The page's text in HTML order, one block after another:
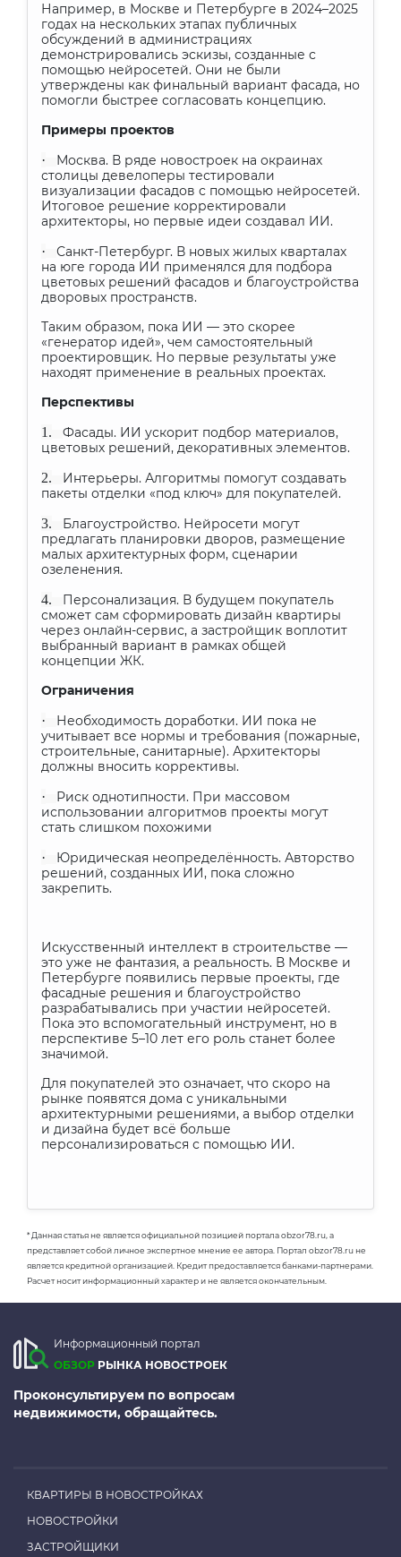
Например, в Москве и Петербурге в 2024–2025
годах на нескольких этапах публичных
обсуждений в администрациях
демонстрировались эскизы, созданные с
помощью нейросетей. Они не были
утверждены как финальный вариант фасада, но
помогли быстрее согласовать концепцию.
Примеры проектов
·
Москва. В ряде новостроек на окраинах
столицы девелоперы тестировали
визуализации фасадов с помощью нейросетей.
Итоговое решение корректировали
архитекторы, но первые идеи создавал ИИ.
·
Санкт-Петербург. В новых жилых кварталах
на юге города ИИ применялся для подбора
цветовых решений фасадов и благоустройства
дворовых пространств.
Таким образом, пока ИИ — это скорее
«генератор идей», чем самостоятельный
проектировщик. Но первые результаты уже
находят применение в реальных проектах.
Перспективы
1.
Фасады. ИИ ускорит подбор материалов,
цветовых решений, декоративных элементов.
2.
Интерьеры. Алгоритмы помогут создавать
пакеты отделки «под ключ» для покупателей.
3.
Благоустройство. Нейросети могут
предлагать планировки дворов, размещение
малых архитектурных форм, сценарии
озеленения.
4.
Персонализация. В будущем покупатель
сможет сам сформировать дизайн квартиры
через онлайн-сервис, а застройщик воплотит
выбранный вариант в рамках общей
концепции ЖК.
Ограничения
·
Необходимость доработки. ИИ пока не
учитывает все нормы и требования (пожарные,
строительные, санитарные). Архитекторы
должны вносить коррективы.
·
Риск однотипности. При массовом
использовании алгоритмов проекты могут
стать слишком похожими
·
Юридическая неопределённость. Авторство
решений, созданных ИИ, пока сложно
закрепить.
Искусственный интеллект в строительстве —
это уже не фантазия, а реальность. В Москве и
Петербурге появились первые проекты, где
фасадные решения и благоустройство
разрабатывались при участии нейросетей.
Пока это вспомогательный инструмент, но в
перспективе 5–10 лет его роль станет более
значимой.
Для покупателей это означает, что скоро на
рынке появятся дома с уникальными
архитектурными решениями, а выбор отделки
и дизайна будет всё больше
персонализироваться с помощью ИИ.
* Данная статья не является официальной позицией портала obzor78.ru, а
представляет собой личное экспертное мнение ее автора. Портал obzor78.ru не
является кредитной организацией. Кредит предоставляется банками-партнерами.
Расчет носит информационный характер и не является окончательным.
Информационный портал
ОБЗОР РЫНКА НОВОСТРОЕК
Проконсультируем по вопросам
недвижимости, обращайтесь.
КВАРТИРЫ В НОВОСТРОЙКАХ
НОВОСТРОЙКИ
ЗАСТРОЙЩИКИ